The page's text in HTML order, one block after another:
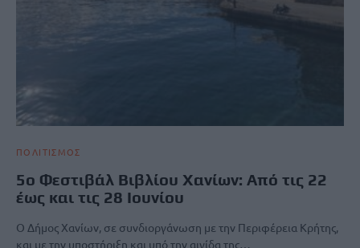
ΠΟΛΙΤΙΣΜΟΣ
5ο Φεστιβάλ Βιβλίου Χανίων: Από τις 22
έως και τις 28 Ιουνίου
Ο Δήμος Χανίων, σε συνδιοργάνωση με την Περιφέρεια Κρήτης,
και με την υποστήριξη και υπό την αιγίδα της…